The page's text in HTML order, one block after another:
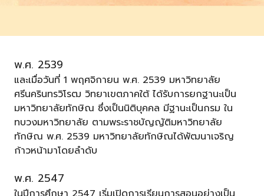
พ.ศ. 2539
และเมื่อวันที่ 1 พฤศจิกายน พ.ศ. 2539 มหาวิทยาลัย
ศรีนครินทรวิโรฒ วิทยาเขตภาคใต้ ได้รับการยกฐานะเป็น
มหาวิทยาลัยทักษิณ ซึ่งเป็นนิติบุคคล มีฐานะเป็นกรม ใน
ทบวงมหาวิทยาลัย ตามพระราชบัญญัติมหาวิทยาลัย
ทักษิณ พ.ศ. 2539 มหาวิทยาลัยทักษิณได้พัฒนาเจริญ
ก้าวหน้ามาโดยลำดับ
พ.ศ. 2547